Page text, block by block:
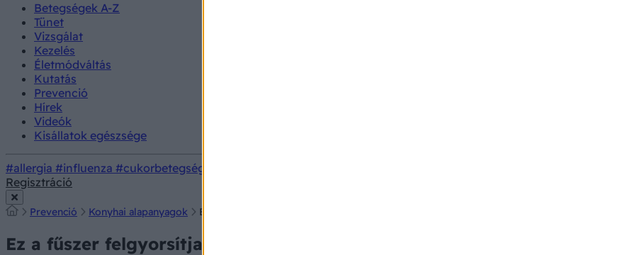
Betegségek A-Z
Tünet
Vizsgálat
Kezelés
Életmódváltás
Kutatás
Prevenció
Hírek
Videók
Kisállatok egészsége
#allergia #influenza #cukorbetegség
Regisztráció
Prevenció Konyhai alapanyagok Ez a fűszer felgyorsítja az anyagcserét és segíthet a fogyásban
Ez a fűszer felgyorsítja az anyagcserét és segíthet a fogyásban